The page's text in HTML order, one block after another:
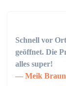
Schnell vor
geöffnet. Die
alles super!
Meik